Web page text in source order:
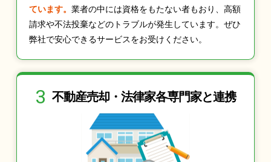
ています。 業者の中には資格をもたない者もおり、高額
請求や不法投棄などのトラブルが発生しています。ぜひ
弊社で安心できるサービスをお受けください。
3 不動産売却・法律家各専門家と連携